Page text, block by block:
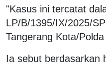
"Kasus ini tercatat
LP/B/1395/IX/2025/
Tangerang Kota/
Ia sebut berdasarkan